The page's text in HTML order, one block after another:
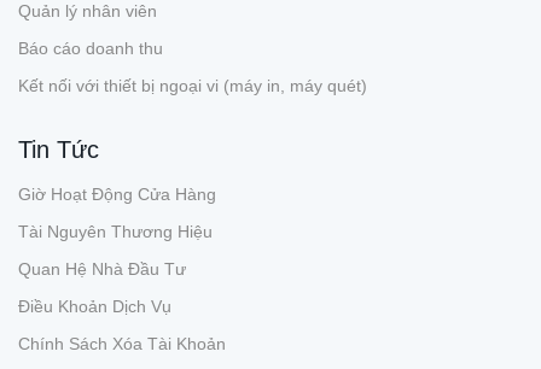
Quản lý nhân viên
Báo cáo doanh thu
Kết nối với thiết bị ngoại vi (máy in, máy quét)
Tin Tức
Giờ Hoạt Động Cửa Hàng
Tài Nguyên Thương Hiệu
Quan Hệ Nhà Đầu Tư
Điều Khoản Dịch Vụ
Chính Sách Xóa Tài Khoản